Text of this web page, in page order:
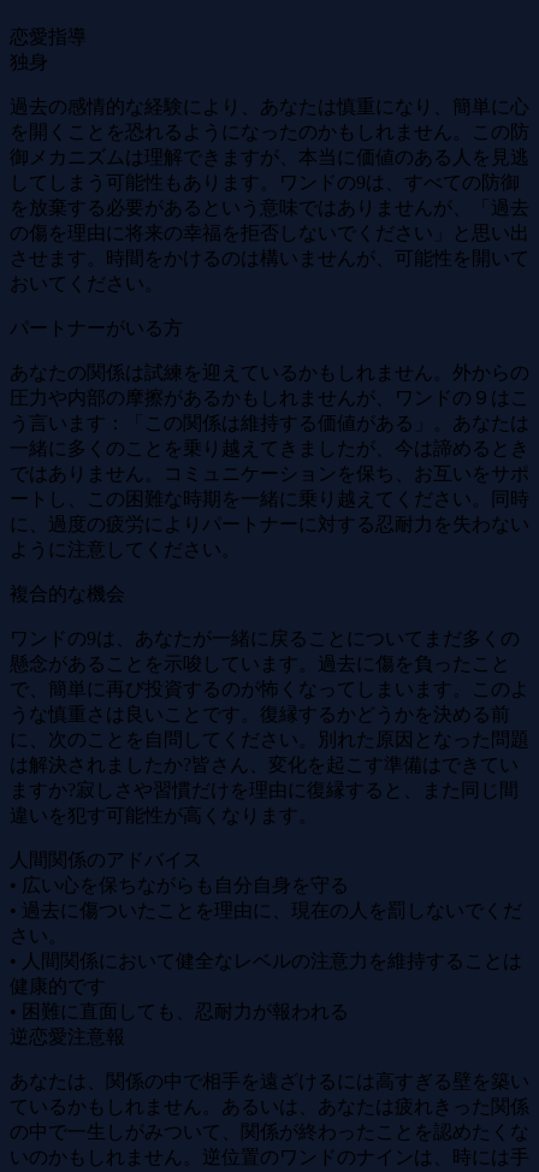
恋愛指導
独身
過去の感情的な経験により、あなたは慎重になり、簡単に心
を開くことを恐れるようになったのかもしれません。この防
御メカニズムは理解できますが、本当に価値のある人を見逃
してしまう可能性もあります。ワンドの9は、すべての防御
を放棄する必要があるという意味ではありませんが、「過去
の傷を理由に将来の幸福を拒否しないでください」と思い出
させます。時間をかけるのは構いませんが、可能性を開いて
おいてください。
パートナーがいる方
あなたの関係は試練を迎えているかもしれません。外からの
圧力や内部の摩擦があるかもしれませんが、ワンドの９はこ
う言います：「この関係は維持する価値がある」。あなたは
一緒に多くのことを乗り越えてきましたが、今は諦めるとき
ではありません。コミュニケーションを保ち、お互いをサポ
ートし、この困難な時期を一緒に乗り越えてください。同時
に、過度の疲労によりパートナーに対する忍耐力を失わない
ように注意してください。
複合的な機会
ワンドの9は、あなたが一緒に戻ることについてまだ多くの
懸念があることを示唆しています。過去に傷を負ったこと
で、簡単に再び投資するのが怖くなってしまいます。このよ
うな慎重さは良いことです。復縁するかどうかを決める前
に、次のことを自問してください。別れた原因となった問題
は解決されましたか?皆さん、変化を起こす準備はできてい
ますか?寂しさや習慣だけを理由に復縁すると、また同じ間
違いを犯す可能性が高くなります。
人間関係のアドバイス
• 広い心を保ちながらも自分自身を守る
• 過去に傷ついたことを理由に、現在の人を罰しないでくだ
さい。
• 人間関係において健全なレベルの注意力を維持することは
健康的です
• 困難に直面しても、忍耐力が報われる
逆恋愛注意報
あなたは、関係の中で相手を遠ざけるには高すぎる壁を築い
ているかもしれません。あるいは、あなたは疲れきった関係
の中で一生しがみついて、関係が終わったことを認めたくな
いのかもしれません。逆位置のワンドのナインは、時には手